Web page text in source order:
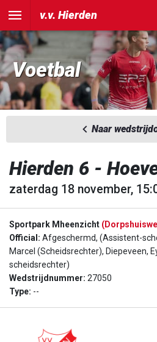
v.v. Hierden
Voetbal
Naar
Hierden 6 -
zaterdag 18 november,
Sportpark Mheenzicht
Official: Afgeschermd, (Assistent-
Marcel (Scheidsrechter), Diepeveen,
scheidsrechter)
Wedstrijdnummer: 27050
Type: --